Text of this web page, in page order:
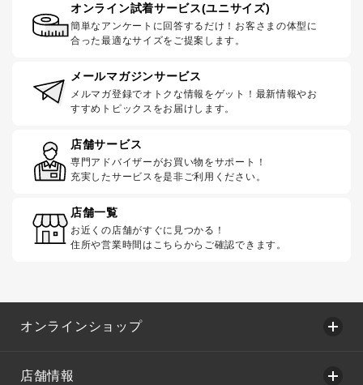
オンライン試着サービス(ユニサイズ)
簡単なアンケートに回答するだけ！お客さまの体型に
合った最適なサイズをご提案します。
メールマガジンサービス
メルマガ登録でオトクな情報をゲット！最新情報やお
すすめトピックスをお届けします。
店舗サービス
専門アドバイザーがお買い物をサポート！
充実したサービスを是非ご利用ください。
店舗一覧
お近くの店舗がすぐに見つかる！
住所や営業時間はこちらからご確認できます。
オンラインショップ
店舗情報